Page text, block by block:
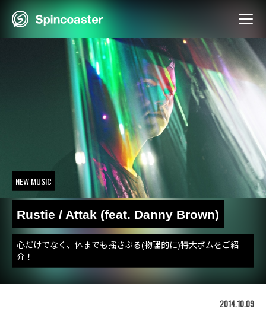
NEW MUSIC
Rustie / Attak (feat. Danny Brown)
心だけでなく、体までも揺さぶる(物理的に)特大ボムをご紹
介！
2014.10.09